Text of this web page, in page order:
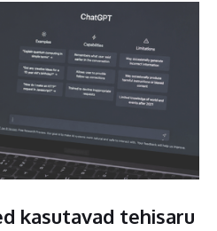
kasutavad tehisaru